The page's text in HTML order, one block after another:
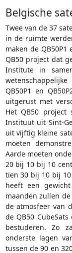
Belgische
Twee van de 37
in de ruimte
maken de
QB50 project dat
Institute in
QB50P1 en
uitgerust met
Het QB50
Instituut uit Sint-
uit vijftig kleine
moeten
Aarde moeten
20 bij 10 bij 10
tien 30 bij 10 bij
heeft een
maanden zullen
de atmosfeer van
de QB50
bestuderen. Zo
onderste lagen
tussen de 90 en